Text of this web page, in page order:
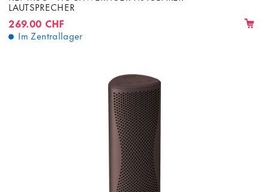
LAUTSPRECHER
269.00 CHF
Im Zentrallager